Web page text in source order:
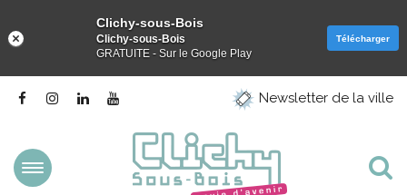
Lien
compte
Facebook
Lien
Lien
Linkedin
la
chaîne
Youtube
Newsletter de la ville
Aller
Clichy-sous-Bois
Clichy-sous-Bois
GRATUITE - Sur le Google Play
Télécharger